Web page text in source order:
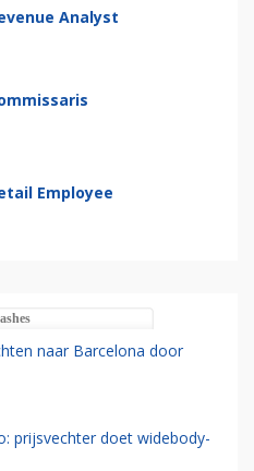
Analyst
Employee
naar Barcelona door
prijsvechter doet widebody-